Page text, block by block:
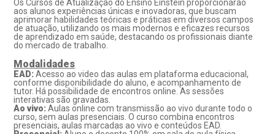
Os Cursos de Atualização do Ensino Einstein proporcionarão
aos alunos experiências únicas e inovadoras, que buscam
aprimorar habilidades teóricas e práticas em diversos campos
de atuação, utilizando os mais modernos e eficazes recursos
de aprendizado em saúde, destacando os profissionais diante
do mercado de trabalho.
Modalidades
EAD:Acesso ao video das aulas em plataforma educacional,
conforme disponibilidade do aluno, e acompanhamento de
tutor. Há possibilidade de encontros online. As sessões
interativas são gravadas.
Ao vivo: Aulas online com transmissão ao vivo durante todo o
curso, sem aulas presenciais. O curso combina encontros
presenciais, aulas marcadas ao vivo e conteúdos EAD.